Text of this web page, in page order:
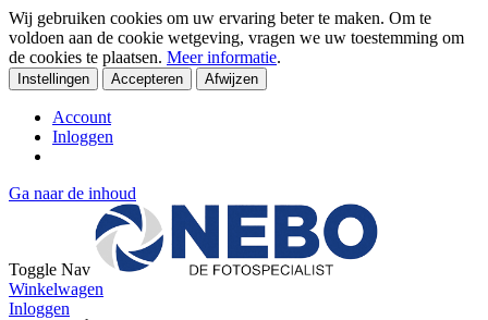
Wij gebruiken cookies om uw ervaring beter te maken. Om te
voldoen aan de cookie wetgeving, vragen we uw toestemming om
de cookies te plaatsen. Meer informatie.
Instellingen Accepteren Afwijzen
Account
Inloggen
Ga naar de inhoud
Toggle Nav
Winkelwagen
Inloggen